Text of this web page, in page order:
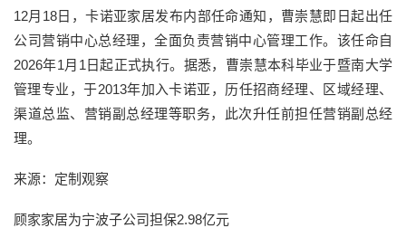
12月18日，卡诺亚家居发布内部任命通知，曹崇慧即日起出任
公司营销中心总经理，全面负责营销中心管理工作。该任命自
2026年1月1日起正式执行。据悉，曹崇慧本科毕业于暨南大学
管理专业，于2013年加入卡诺亚，历任招商经理、区域经理、
渠道总监、营销副总经理等职务，此次升任前担任营销副总经
理。
来源：定制观察
顾家家居为宁波子公司担保2.98亿元